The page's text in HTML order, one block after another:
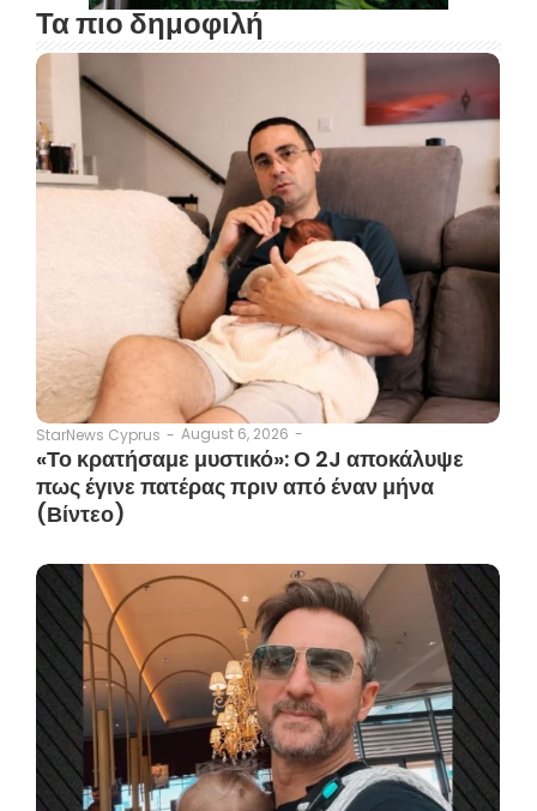
Τα πιο δημοφιλή
StarNews Cyprus - August 6, 2026 -
«Το κρατήσαμε μυστικό»: Ο 2J αποκάλυψε
πως έγινε πατέρας πριν από έναν μήνα
(Βίντεο)